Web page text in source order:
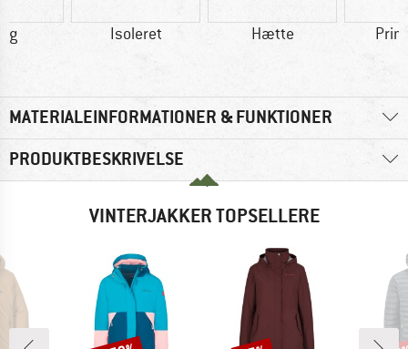
g Isoleret Hætte
MATERIALEINFORMATIONER & FUNKTIONER
PRODUKTBESKRIVELSE
VINTERJAKKER TOPSELLERE